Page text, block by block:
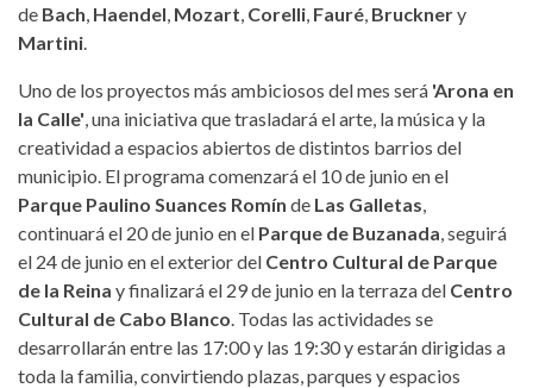
de Bach, Haendel, Mozart, Corelli, Fauré, Brucknery
Martini.
Uno de los proyectos más ambiciosos del mes será 'Arona en
la Calle', una iniciativa que trasladará el arte, la música y la
creatividad a espacios abiertos de distintos barrios del
municipio. El programa comenzará el 10 de junio en el
Parque Paulino Suances Romín de Las Galletas,
continuará el 20 de junio en el Parque de Buzanada, seguirá
el 24 de junio en el exterior del Centro Cultural de Parque
de la Reina y finalizará el 29 de junio en la terraza del Centro
Cultural de Cabo Blanco. Todas las actividades se
desarrollarán entre las 17:00 y las 19:30 y estarán dirigidas a
toda la familia, convirtiendo plazas, parques y espacios